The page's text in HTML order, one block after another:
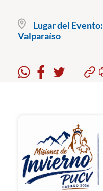
Admisión
Postgrado
Académicos
Funcionarios
Alumni
Lugar del Evento:
Valparaíso